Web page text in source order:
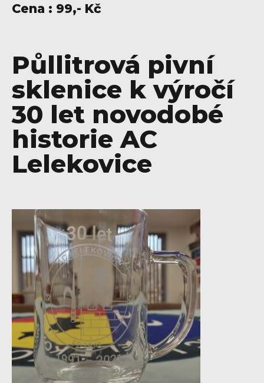
Cena : 99,- Kč
Půllitrová pivní
sklenice k výročí
30 let novodobé
historie AC
Lelekovice